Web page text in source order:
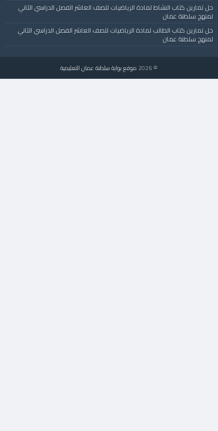
حل تمارين كتاب النشاط لمادة الرياضيات للصف العاشر الفصل الدراسي الثاني
لمنهج سلطنة عمان
حل تمارين كتاب الطالب لمادة الرياضيات للصف العاشر الفصل الدراسي الثاني
لمنهج سلطنة عمان
© 2026 موقع بوابة سلطنة عمان التعليمية